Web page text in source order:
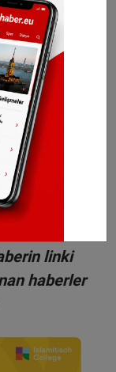
ve
olun,
türlü
linki
haberler